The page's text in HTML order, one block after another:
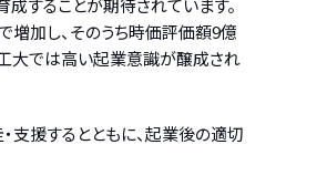
することが期待されています。
増加し、そのうち時価評価額9億
工大では高い起業意識が醸成され
支援するとともに、起業後の適切